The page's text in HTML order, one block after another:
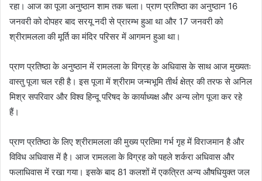
रहा। आज का पूजा अनुष्ठान शाम तक चला। प्राण प्रतिष्ठा का अनुष्ठान 16
जनवरी को दोपहर बाद सरयू नदी से प्रारम्भ हुआ था और 17 जनवरी को
श्रीरामलला की मूर्ति का मंदिर परिसर में आगमन हुआ था।
प्राण प्रतिष्ठा के अनुष्ठान में रामलला के विग्रह के अधिवास के साथ आज मुख्यतः
वास्तु पूजा चल रही है। इस पूजा में श्रीराम जन्मभूमि तीर्थ क्षेत्र की तरफ से अनिल
मिश्र सपरिवार और विश्व हिन्दू परिषद के कार्याध्यक्ष और अन्य लोग पूजा कर रहे
हैं।
प्राण प्रतिष्ठा के लिए श्रीरामलला की मुख्य प्रतिमा गर्भ गृह में विराजमान है और
विविध अधिवास में है। आज रामलला के विग्रह को पहले शर्करा अधिवास और
फलाधिवास में रखा गया। इसके बाद 81 कलशों में एकत्रित अन्य औषधियुक्त जल